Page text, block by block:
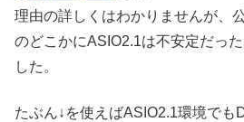
理由の詳しくはわかりませんが、
のどこかにASIO2.1は不安定だっ
した。
たぶん↓を使えばASIO2.1環境でも